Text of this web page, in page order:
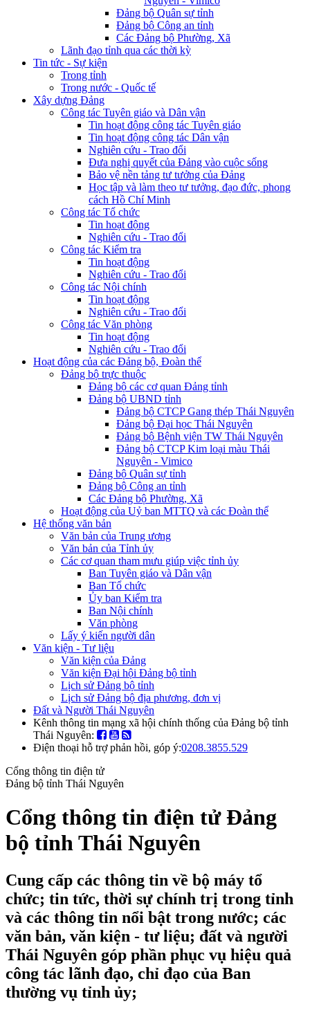
Đảng bộ Quân sự tỉnh
Đảng bộ Công an tỉnh
Các Đảng bộ Phường, Xã
Lãnh đạo tỉnh qua các thời kỳ
Tin tức - Sự kiện
Trong tỉnh
Trong nước - Quốc tế
Xây dựng Đảng
Công tác Tuyên giáo và Dân vận
Tin hoạt động công tác Tuyên giáo
Tin hoạt động công tác Dân vận
Nghiên cứu - Trao đổi
Đưa nghị quyết của Đảng vào cuộc sống
Bảo vệ nền tảng tư tưởng của Đảng
Học tập và làm theo tư tưởng, đạo đức, phong
cách Hồ Chí Minh
Công tác Tổ chức
Tin hoạt động
Nghiên cứu - Trao đổi
Công tác Kiểm tra
Tin hoạt động
Nghiên cứu - Trao đổi
Công tác Nội chính
Tin hoạt động
Nghiên cứu - Trao đổi
Công tác Văn phòng
Tin hoạt động
Nghiên cứu - Trao đổi
Hoạt động của các Đảng bộ, Đoàn thể
Đảng bộ trực thuộc
Đảng bộ các cơ quan Đảng tỉnh
Đảng bộ UBND tỉnh
Đảng bộ CTCP Gang thép Thái Nguyên
Đảng bộ Đại học Thái Nguyên
Đảng bộ Bệnh viện TW Thái Nguyên
Đảng bộ CTCP Kim loại màu Thái
Nguyên - Vimico
Đảng bộ Quân sự tỉnh
Đảng bộ Công an tỉnh
Các Đảng bộ Phường, Xã
Hoạt động của Uỷ ban MTTQ và các Đoàn thể
Hệ thống văn bản
Văn bản của Trung ương
Văn bản của Tỉnh ủy
Các cơ quan tham mưu giúp việc tỉnh ủy
Ban Tuyên giáo và Dân vận
Ban Tổ chức
Ủy ban Kiểm tra
Ban Nội chính
Văn phòng
Lấy ý kiến người dân
Văn kiện - Tư liệu
Văn kiện của Đảng
Văn kiện Đại hội Đảng bộ tỉnh
Lịch sử Đảng bộ tỉnh
Lịch sử Đảng bộ địa phương, đơn vị
Đất và Người Thái Nguyên
Kênh thông tin mạng xã hội chính thống của Đảng bộ tỉnh
Thái Nguyên:
Điện thoại hỗ trợ phản hồi, góp ý:0208.3855.529
Cổng thông tin điện tử
Đảng bộ tỉnh Thái Nguyên
Cổng thông tin điện tử Đảng
bộ tỉnh Thái Nguyên
Cung cấp các thông tin về bộ máy tổ
chức; tin tức, thời sự chính trị trong tỉnh
và các thông tin nổi bật trong nước; các
văn bản, văn kiện - tư liệu; đất và người
Thái Nguyên góp phần phục vụ hiệu quả
công tác lãnh đạo, chỉ đạo của Ban
thường vụ tỉnh ủy;